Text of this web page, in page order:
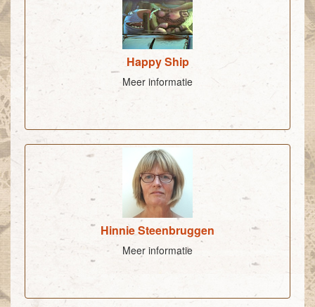
Happy Ship
Meer informatie
Hinnie Steenbruggen
Meer informatie